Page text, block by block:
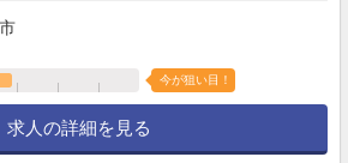
今が狙い目！
求人の詳細を見る